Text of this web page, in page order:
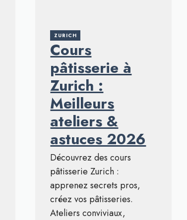
ZURICH
Cours
pâtisserie à
Zurich :
Meilleurs
ateliers &
astuces 2026
Découvrez des cours
pâtisserie Zurich :
apprenez secrets pros,
créez vos pâtisseries.
Ateliers conviviaux,